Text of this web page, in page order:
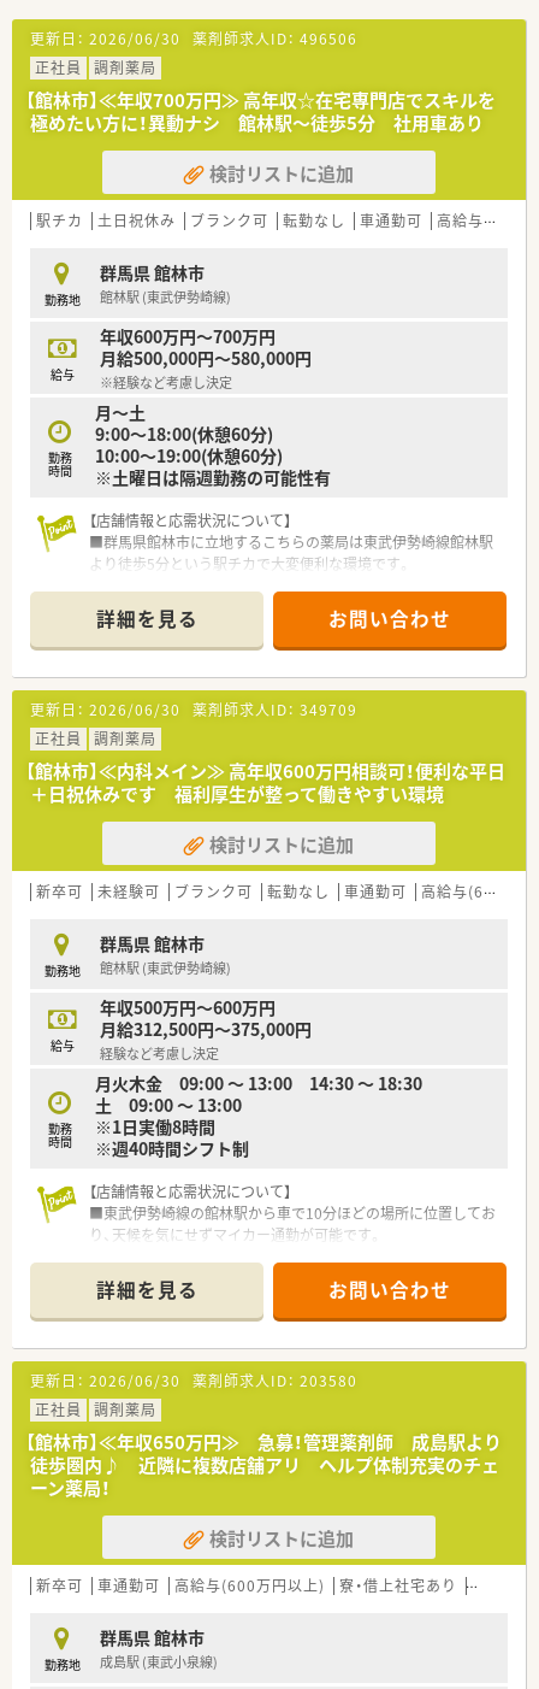
【勤務実態について】
■土曜日と日曜日および祝日が固定でお休みとなっており、平日
の勤務時間も18時30分までと無理のないシフトです。
■年間を通して有給休暇をしっかりと取得できるほか、夏期休暇
や年末年始には連休を取って心身をリフレッシュできます。
■残業が発生した場合でも時間外手当が30分単位できっちりと
支給されるため、働いた分の対価が還元されるクリーンな環境で
【想定される業務内容】
く調剤や処方監査および患者様への服薬指導を行います。
■患者様のご自宅や施設へお薬を配達し、体調変化の確認や残薬
■自動分包機や使いやすいレセコンシステムを活用しながら、効
率的かつ安全に在宅調剤業務を進めていくお仕事です。
更新日： 2026/06/30 薬剤師求人ID： 496506
正社員
調剤薬局
【館林市】≪年収700万円≫ 高年収☆在宅専門店でスキルを
極めたい方に！異動ナシ 館林駅～徒歩5分 社用車あり
検討リストに追加
駅チカ 土日祝休み ブランク可 転勤なし 車通勤可 高給与(600万円以上)
勤務地
群馬県 館林市
館林駅 (東武伊勢崎線)
給与
年収600万円～700万円
月給500,000円～580,000円
※経験など考慮し決定
勤務
時間
月～土
9:00～18:00(休憩60分)
10:00～19:00(休憩60分)
※土曜日は隔週勤務の可能性有
【店舗情報と応需状況について】
■群馬県館林市に立地するこちらの薬局は東武伊勢崎線館林駅
より徒歩5分という駅チカで大変便利な環境です。
100枚程度という状況で業務に専念できます。
■現在、薬剤師常勤1名と事務員1名の2名体制で運営しており、
ご自身のペースで業務に取り組める職場環境です。
【法人特徴について】
■1921年創業の歴史を持つ老舗企業が母体であり、楽器販売事
業や音楽教室など地域の文化を支える事業で経営基盤が安定し
ています。
■地域の信用と安心を第一に考え、多角的な事業展開で培った安
定した経営基盤が薬局事業の大きな支えとなっています。
■音楽教室経営などで培った地域密着のノウハウを活かし、
2022年9月より調剤薬局事業へ新規参入した法人です。
【想定されるキャリアイメージ】
キルアップに直結いたします。
■在宅専門薬局として専門性の高い業務に携わることで、在宅医
療における薬剤師としての深い知識と経験が身につきます。
■経営基盤の整った老舗企業が母体であるため、安定した環境で
長期的にキャリアを形成していくことが可能です。
【やりがい/おすすめポイント】
■薬剤師1名体制の薬局でご自身の裁量を発揮し、店舗運営に深
く関われることは大きなやりがいとなります。
■在宅専門で幅広い処方内容に対応するため、多岐にわたる疾患
や薬剤への知識を深めることが可能です。
基盤のもと安心して業務に打ち込むことができます。
詳細を見る お問い合わせ
更新日： 2026/06/30 薬剤師求人ID： 349709
正社員
調剤薬局
【館林市】≪内科メイン≫ 高年収600万円相談可！便利な平日
＋日祝休みです 福利厚生が整って働きやすい環境
検討リストに追加
新卒可 未経験可 ブランク可 転勤なし 車通勤可 高給与(600万円以上)
勤務地
群馬県 館林市
館林駅 (東武伊勢崎線)
給与
年収500万円～600万円
月給312,500円～375,000円
経験など考慮し決定
勤務
時間
月火木金 09:00 ～ 13:00 14:30 ～ 18:30
土 09:00 ～ 13:00
※1日実働8時間
※週40時間シフト制
【店舗情報と応需状況について】
■東武伊勢崎線の館林駅から車で10分ほどの場所に位置してお
り、天候を気にせずマイカー通勤が可能です。
方箋を応需しており、じっくり業務に向き合えます。
■現在は常勤薬剤師1名での勤務体制となりますが、近隣店舗と
の連携により協力体制が整っています。
【法人特徴について】
■群馬県を中心に首都圏エリアで合計39店舗を展開しており、
着実に成長を続けている安定した企業です。
■調剤薬局事業の他にも不動産やホテル経営など多角的な事業
を行っており、強固な経営基盤を持っています。
■M&Aによる店舗拡大を積極的に進めており、企業の成長と共
に自身のキャリアアップも目指せる環境です。
【求人情報について】
■経験や能力を考慮して年収500万円から600万円の提示が可能
であり、高水準の給与が期待できます。
転居を伴う転職でも生活費を抑えられます。
■転居を伴う無理な転勤は発生しないため、慣れ親しんだ地域で
腰を据えて長く働き続けることが可能です。
詳細を見る お問い合わせ
更新日： 2026/06/30 薬剤師求人ID： 203580
正社員
調剤薬局
【館林市】≪年収650万円≫ 急募！管理薬剤師 成島駅より
徒歩圏内♪ 近隣に複数店舗アリ ヘルプ体制充実のチェ
ーン薬局！
検討リストに追加
新卒可 車通勤可 高給与(600万円以上) 寮・借上社宅あり 認定薬剤
勤務地
群馬県 館林市
成島駅 (東武小泉線)